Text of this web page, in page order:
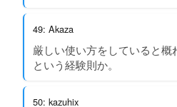
49: Akaza
厳しい使い方をしていると概
という経験則か。
50: kazuhix